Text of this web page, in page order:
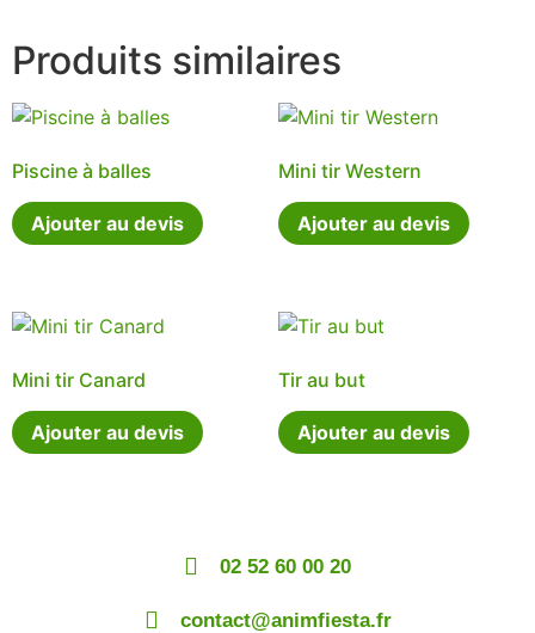
Produits similaires
Piscine à balles
Ajouter au devis
Mini tir Western
Ajouter au devis
Mini tir Canard
Ajouter au devis
Tir au but
Ajouter au devis
02 52 60 00 20
contact@animfiesta.fr